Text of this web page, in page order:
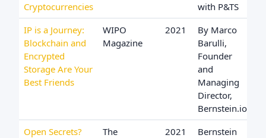
Cryptocurrencies
with P&TS
IP is a Journey:
Blockchain and
Encrypted
Storage Are Your
Best Friends
WIPO
Magazine
2021
By Marco
Barulli,
Founder
and
Managing
Director,
Bernstein.io
Open Secrets?
The
2021
Bernstein